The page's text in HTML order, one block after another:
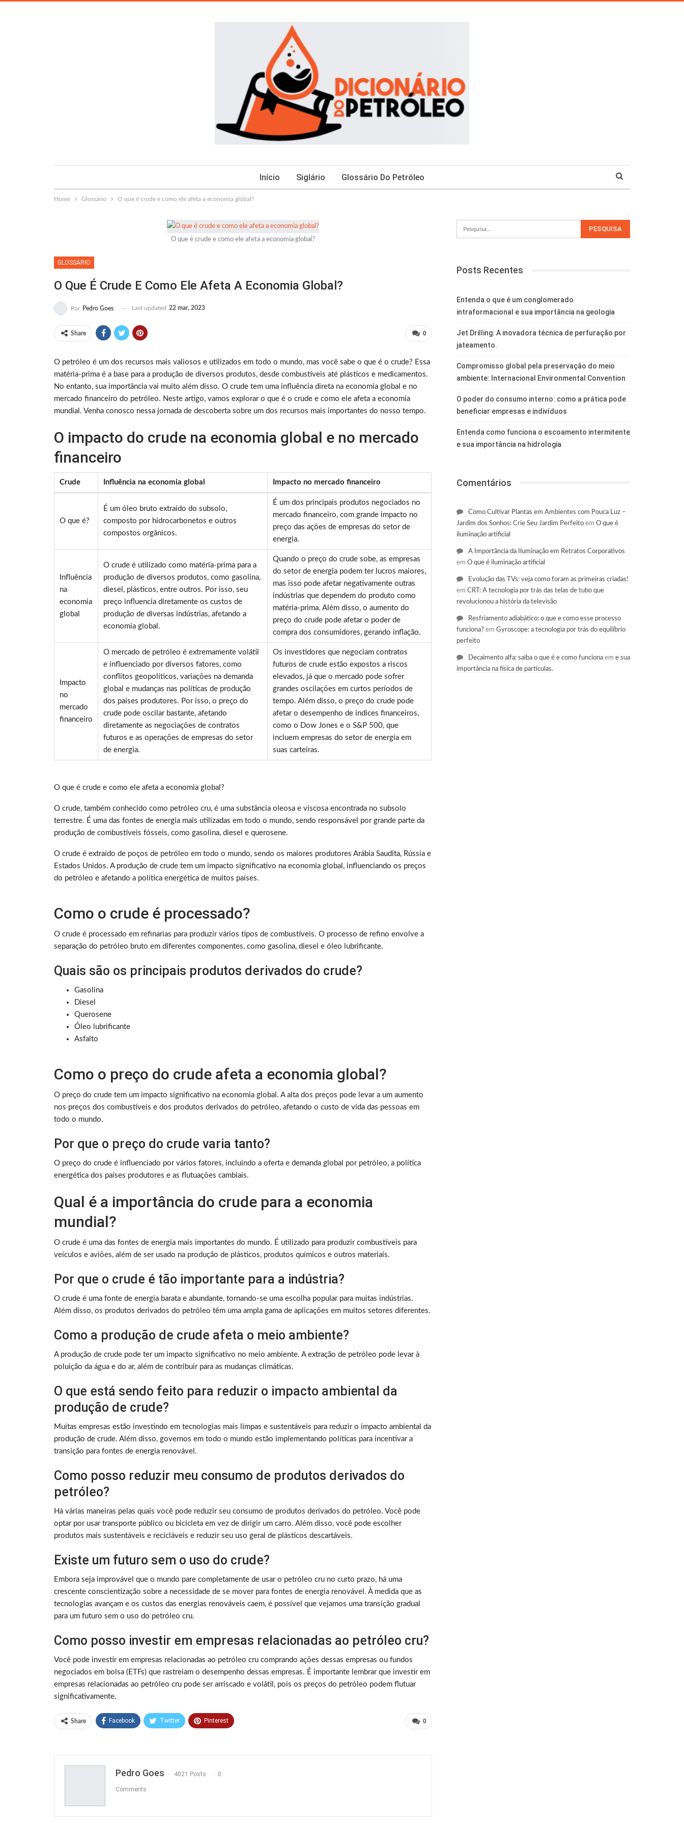
Início Siglário Glossário Do Petróleo
Home Glossário O que é crude e como ele afeta a economia global?
O que é crude e como ele afeta a economia global?
GLOSSÁRIO
O Que É Crude E Como Ele Afeta A Economia Global?
Por Pedro Goes Last updated 22 mar, 2023
0
Share
O petróleo é um dos recursos mais valiosos e utilizados em todo o mundo, mas você sabe o que é o crude? Essa
matéria-prima é a base para a produção de diversos produtos, desde combustíveis até plásticos e medicamentos.
No entanto, sua importância vai muito além disso. O crude tem uma influência direta na economia global e no
mercado financeiro do petróleo. Neste artigo, vamos explorar o que é o crude e como ele afeta a economia
mundial. Venha conosco nessa jornada de descoberta sobre um dos recursos mais importantes do nosso tempo.
O impacto do crude na economia global e no mercado
financeiro
Crude Influência na economia global Impacto no mercado financeiro
O que é?
É um óleo bruto extraído do subsolo,
composto por hidrocarbonetos e outros
compostos orgânicos.
É um dos principais produtos negociados no
mercado financeiro, com grande impacto no
preço das ações de empresas do setor de
energia.
Influência
na
economia
global
O crude é utilizado como matéria-prima para a
produção de diversos produtos, como gasolina,
diesel, plásticos, entre outros. Por isso, seu
preço influencia diretamente os custos de
produção de diversas indústrias, afetando a
economia global.
Quando o preço do crude sobe, as empresas
do setor de energia podem ter lucros maiores,
mas isso pode afetar negativamente outras
indústrias que dependem do produto como
matéria-prima. Além disso, o aumento do
preço do crude pode afetar o poder de
compra dos consumidores, gerando inflação.
Impacto
no
mercado
financeiro
O mercado de petróleo é extremamente volátil
e influenciado por diversos fatores, como
conflitos geopolíticos, variações na demanda
global e mudanças nas políticas de produção
dos países produtores. Por isso, o preço do
crude pode oscilar bastante, afetando
diretamente as negociações de contratos
futuros e as operações de empresas do setor
de energia.
Os investidores que negociam contratos
futuros de crude estão expostos a riscos
elevados, já que o mercado pode sofrer
grandes oscilações em curtos períodos de
tempo. Além disso, o preço do crude pode
afetar o desempenho de índices financeiros,
como o Dow Jones e o S&P 500, que
incluem empresas do setor de energia em
suas carteiras.
O que é crude e como ele afeta a economia global?
O crude, também conhecido como petróleo cru, é uma substância oleosa e viscosa encontrada no subsolo
terrestre. É uma das fontes de energia mais utilizadas em todo o mundo, sendo responsável por grande parte da
produção de combustíveis fósseis, como gasolina, diesel e querosene.
O crude é extraído de poços de petróleo em todo o mundo, sendo os maiores produtores Arábia Saudita, Rússia e
Estados Unidos. A produção de crude tem um impacto significativo na economia global, influenciando os preços
do petróleo e afetando a política energética de muitos países.
Como o crude é processado?
O crude é processado em refinarias para produzir vários tipos de combustíveis. O processo de refino envolve a
separação do petróleo bruto em diferentes componentes, como gasolina, diesel e óleo lubrificante.
Quais são os principais produtos derivados do crude?
Gasolina
Diesel
Querosene
Óleo lubrificante
Asfalto
Como o preço do crude afeta a economia global?
O preço do crude tem um impacto significativo na economia global. A alta dos preços pode levar a um aumento
nos preços dos combustíveis e dos produtos derivados do petróleo, afetando o custo de vida das pessoas em
todo o mundo.
Por que o preço do crude varia tanto?
O preço do crude é influenciado por vários fatores, incluindo a oferta e demanda global por petróleo, a política
energética dos países produtores e as flutuações cambiais.
Qual é a importância do crude para a economia
mundial?
O crude é uma das fontes de energia mais importantes do mundo. É utilizado para produzir combustíveis para
veículos e aviões, além de ser usado na produção de plásticos, produtos químicos e outros materiais.
Por que o crude é tão importante para a indústria?
O crude é uma fonte de energia barata e abundante, tornando-se uma escolha popular para muitas indústrias.
Além disso, os produtos derivados do petróleo têm uma ampla gama de aplicações em muitos setores diferentes.
Como a produção de crude afeta o meio ambiente?
A produção de crude pode ter um impacto significativo no meio ambiente. A extração de petróleo pode levar à
poluição da água e do ar, além de contribuir para as mudanças climáticas.
O que está sendo feito para reduzir o impacto ambiental da
produção de crude?
Muitas empresas estão investindo em tecnologias mais limpas e sustentáveis para reduzir o impacto ambiental da
produção de crude. Além disso, governos em todo o mundo estão implementando políticas para incentivar a
transição para fontes de energia renovável.
Como posso reduzir meu consumo de produtos derivados do
petróleo?
Há várias maneiras pelas quais você pode reduzir seu consumo de produtos derivados do petróleo. Você pode
optar por usar transporte público ou bicicleta em vez de dirigir um carro. Além disso, você pode escolher
produtos mais sustentáveis ​​e recicláveis ​​e reduzir seu uso geral de plásticos descartáveis.
Existe um futuro sem o uso do crude?
Embora seja improvável que o mundo pare completamente de usar o petróleo cru no curto prazo, há uma
crescente conscientização sobre a necessidade de se mover para fontes de energia renovável. À medida que as
tecnologias avançam e os custos das energias renováveis ​​caem, é possível que vejamos uma transição gradual
para um futuro sem o uso do petróleo cru.
Como posso investir em empresas relacionadas ao petróleo cru?
Você pode investir em empresas relacionadas ao petróleo cru comprando ações dessas empresas ou fundos
negociados em bolsa (ETFs) que rastreiam o desempenho dessas empresas. É importante lembrar que investir em
empresas relacionadas ao petróleo cru pode ser arriscado e volátil, pois os preços do petróleo podem flutuar
significativamente.
0
Share Facebook Twitter Pinterest
Pedro Goes 4021 Posts 0
Comments
Posts Recentes
Entenda o que é um conglomerado
intraformacional e sua importância na geologia
Jet Drilling: A inovadora técnica de perfuração por
jateamento.
Compromisso global pela preservação do meio
ambiente: Internacional Environmental Convention
O poder do consumo interno: como a prática pode
beneficiar empresas e indivíduos
Entenda como funciona o escoamento intermitente
e sua importância na hidrologia
Comentários
Como Cultivar Plantas em Ambientes com Pouca Luz –
Jardim dos Sonhos: Crie Seu Jardim Perfeitoem O que é
iluminação artificial
A Importância da Iluminação em Retratos Corporativos
em O que é iluminação artificial
Evolução das TVs: veja como foram as primeiras criadas!
em CRT: A tecnologia por trás das telas de tubo que
revolucionou a história da televisão
Resfriamento adiabático: o que e como esse processo
funciona?em Gyroscope: a tecnologia por trás do equilíbrio
perfeito
Decaimento alfa: saiba o que é e como funcionaem e sua
importância na física de partículas.